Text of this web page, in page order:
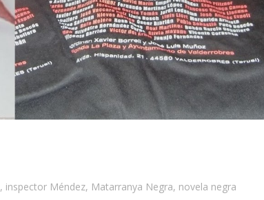
, inspector Méndez, Matarranya Negra, novela negra